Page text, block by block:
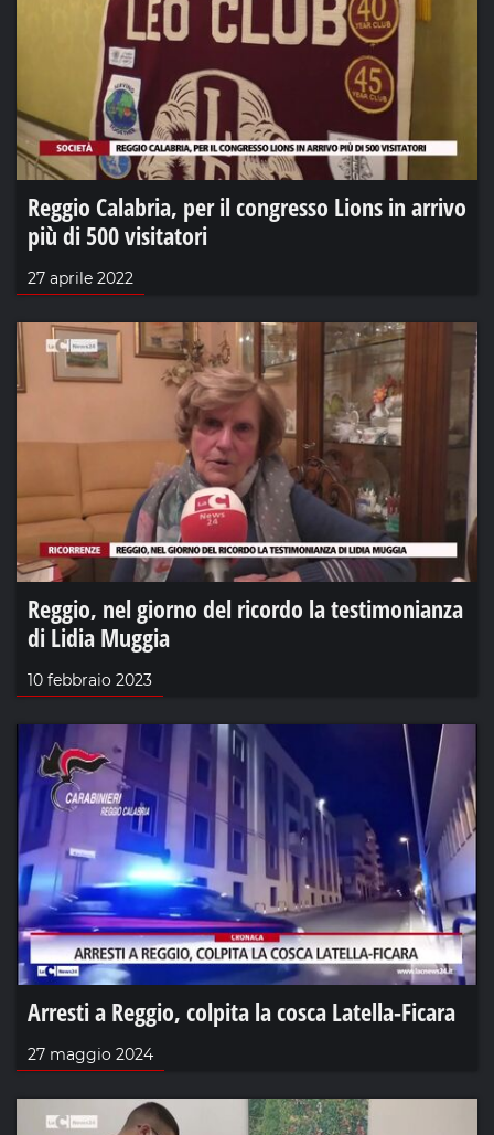
Reggio Calabria, per il congresso Lions in arrivo
più di 500 visitatori
27 aprile 2022
Reggio, nel giorno del ricordo la testimonianza
di Lidia Muggia
10 febbraio 2023
Arresti a Reggio, colpita la cosca Latella-Ficara
27 maggio 2024